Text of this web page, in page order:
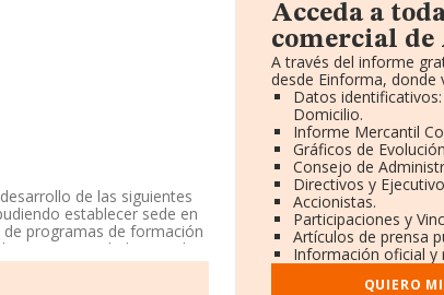
de las siguientes
establecer sede en
programas de formación
como Sociedad Limitada.
no tiene actividad
Acceda a
comercial de
A través del informe
desde Einforma, donde
Datos
Domicilio.
Informe Mercantil
Gráficos de
Consejo de
Directivos y
Accionistas.
Participaciones y
Artículos de prensa
Información oficial y
QUIERO